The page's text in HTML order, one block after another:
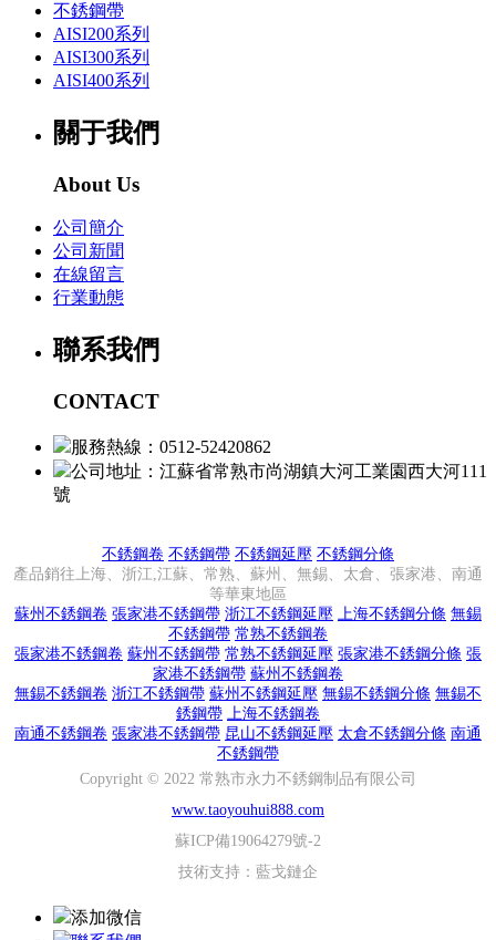
不銹鋼帶
AISI200系列
AISI300系列
AISI400系列
關于我們
About Us
公司簡介
公司新聞
在線留言
行業動態
聯系我們
CONTACT
服務熱線：0512-52420862
公司地址：江蘇省常熟市尚湖鎮大河工業園西大河111
號
不銹鋼卷 不銹鋼帶 不銹鋼延壓 不銹鋼分條
產品銷往上海、浙江,江蘇、常熟、蘇州、無錫、太倉、張家港、南通
等華東地區
蘇州不銹鋼卷 張家港不銹鋼帶 浙江不銹鋼延壓 上海不銹鋼分條 無錫
不銹鋼帶 常熟不銹鋼卷
張家港不銹鋼卷 蘇州不銹鋼帶 常熟不銹鋼延壓 張家港不銹鋼分條 張
家港不銹鋼帶 蘇州不銹鋼卷
無錫不銹鋼卷 浙江不銹鋼帶 蘇州不銹鋼延壓 無錫不銹鋼分條 無錫不
銹鋼帶
上海不銹鋼卷
南通不銹鋼卷 張家港不銹鋼帶 昆山不銹鋼延壓 太倉不銹鋼分條 南通
不銹鋼帶
Copyright © 2022 常熟市永力不銹鋼制品有限公司
www.taoyouhui888.com
蘇ICP備19064279號-2
技術支持： 藍戈鏈企
添加微信